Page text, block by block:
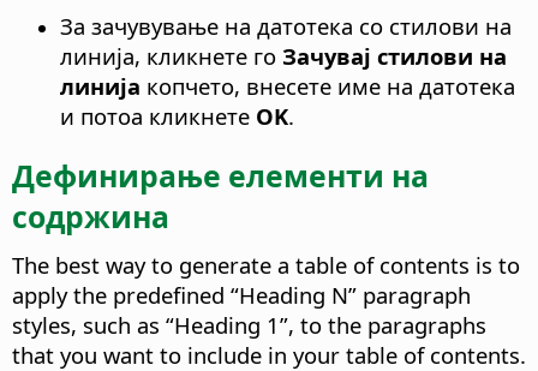
За зачувување на датотека со стилови на
линија, кликнете го Зачувај стилови на
линија копчето, внесете име на датотека
и потоа кликнете OK.
Дефинирање елементи на
содржина
The best way to generate a table of contents is to
apply the predefined “Heading N” paragraph
styles, such as “Heading 1”, to the paragraphs
that you want to include in your table of contents.